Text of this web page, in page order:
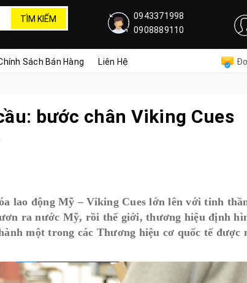
TÌM KIẾM
0943371998
0908889110
Sách Bán Hàng Liên Hệ
bước chân Viking Cues
lao động Mỹ – Viking Cues lớn lên với tinh
ra nước Mỹ, rồi thế giới, thương hiệu định
một trong các Thương hiệu cơ quốc tế được